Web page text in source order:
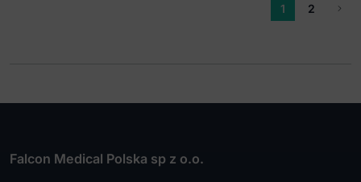
1 2
Falcon Medical Polska sp z o.o.